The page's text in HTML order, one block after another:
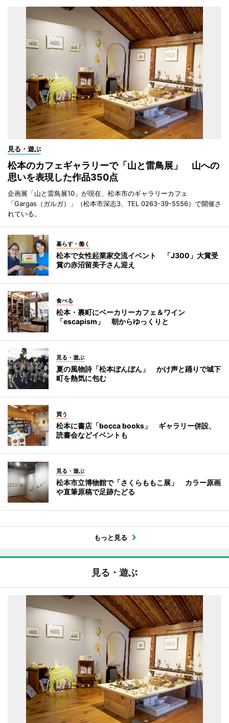
見る・遊ぶ
松本のカフェギャラリーで「山と雷鳥展」 山への
思いを表現した作品350点
企画展「山と雷鳥展10」が現在、松本市のギャラリーカフェ
「Gargas（ガルガ）」（松本市深志3、TEL 0263-39-5556）で開催さ
れている。
暮らす・働く
松本で女性起業家交流イベント 「J300」大賞受
賞の赤沼留美子さん迎え
食べる
松本・裏町にベーカリーカフェ＆ワイン
「escapism」 朝からゆっくりと
見る・遊ぶ
夏の風物詩「松本ぼんぼん」 かけ声と踊りで城下
町を熱気に包む
買う
松本に書店「bocca books」 ギャラリー併設、
読書会などイベントも
見る・遊ぶ
松本市立博物館で「さくらももこ展」 カラー原画
や直筆原稿で足跡たどる
もっと見る
見る・遊ぶ